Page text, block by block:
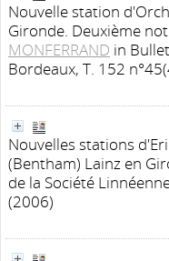
Nouvelle station
Gironde. Deuxième
MONFERRAND in
Bordeaux, T. 152
Nouvelles stations
(Bentham) Lainz en
de la Société
(2006)